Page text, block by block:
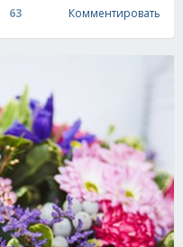
63 Комментировать